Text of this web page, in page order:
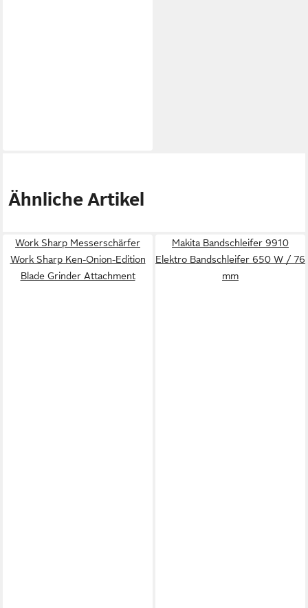
Ähnliche Artikel
Work Sharp Messerschärfer
Work Sharp Ken-Onion-Edition
Blade Grinder Attachment
Makita Bandschleifer 9910
Elektro Bandschleifer 650 W / 76
mm